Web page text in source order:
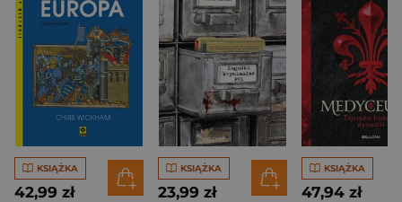
KSIĄŻKA
42,99 zł
KSIĄŻKA
23,99 zł
KSIĄŻKA
47,94 zł